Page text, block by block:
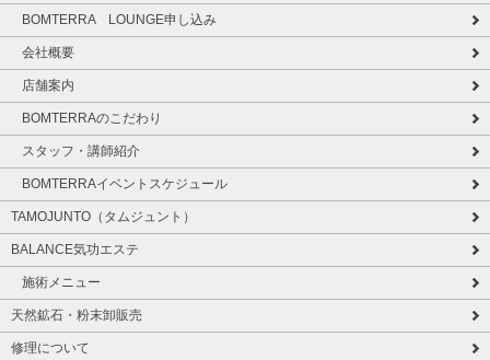
BOMTERRA LOUNGE申し込み
会社概要
店舗案内
BOMTERRAのこだわり
スタッフ・講師紹介
BOMTERRAイベントスケジュール
TAMOJUNTO（タムジュント）
BALANCE気功エステ
施術メニュー
天然鉱石・粉末卸販売
修理について